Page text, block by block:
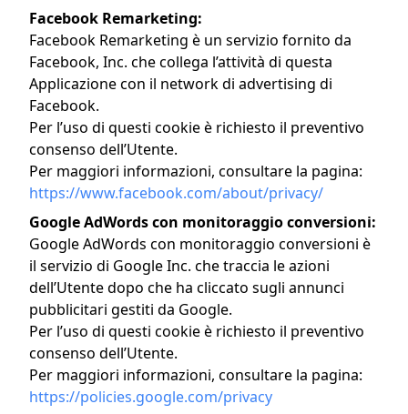
Facebook Remarketing:
Facebook Remarketing è un servizio fornito da
Facebook, Inc. che collega l’attività di questa
Applicazione con il network di advertising di
Facebook.
Per l’uso di questi cookie è richiesto il preventivo
consenso dell’Utente.
Per maggiori informazioni, consultare la pagina:
https://www.facebook.com/about/privacy/
Google AdWords con monitoraggio conversioni:
Google AdWords con monitoraggio conversioni è
il servizio di Google Inc. che traccia le azioni
dell’Utente dopo che ha cliccato sugli annunci
pubblicitari gestiti da Google.
Per l’uso di questi cookie è richiesto il preventivo
consenso dell’Utente.
Per maggiori informazioni, consultare la pagina:
https://policies.google.com/privacy